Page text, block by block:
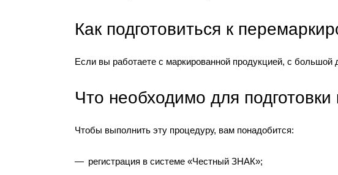
Как подготовиться к
Если вы работаете с маркированной продукцией, с большой
Что необходимо для подготовки
Чтобы выполнить эту процедуру, вам понадобится:
регистрация в системе «Честный ЗНАК»;